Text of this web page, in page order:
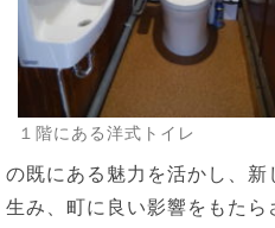
１階にある洋式トイレ
の既にある魅力を活かし、
生み、町に良い影響をもた